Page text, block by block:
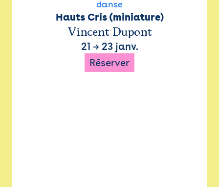
danse
Hauts Cris (miniature)
Vincent Dupont
21 → 23 janv.
Réserver